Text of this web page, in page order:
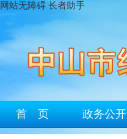
网站无障碍 长者助手
首 页 政务公开